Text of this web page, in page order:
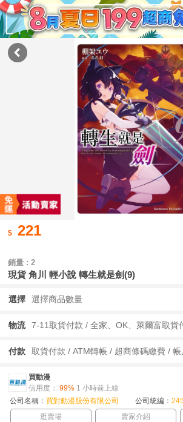
221
銷量 : 2
現貨 角川 輕小說 轉生就是劍(9)
選擇 選擇商品數量
物流
付款 取貨付款 / ATM轉帳 / 超商條碼繳費 /
買動漫
信用度： 99% 1 小時前上線
公司名稱： 買對動漫股份有限公司 公司統編：
逛賣場
賣家介紹